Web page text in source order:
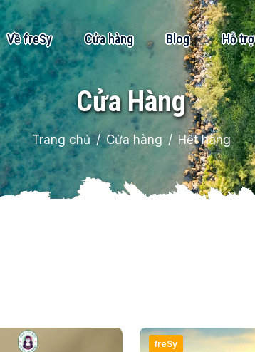
Về freSy Cửa hàng Blog Hỗ trợ
Cửa Hàng
Trang chủ Cửa hàng Hết hàng
freSy